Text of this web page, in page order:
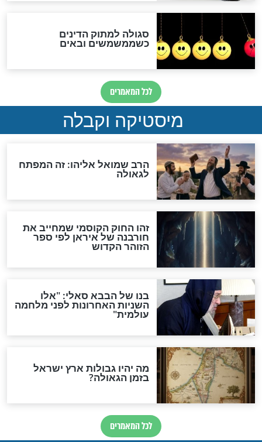
אחרית הימים
האם אפשר לחשב את הקץ?
מה יהיה בימות המשיח?
"לפני הגאולה תהיה אפיקורסות
והכחשה גדולה מאוד של
האמונה"
האם לאחר בוא המשיח יהיה
אפשר לחזור בתשובה?
לכל המאמרים